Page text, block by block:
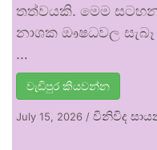
තත්වයකි. මෙම
නාශක ඖෂධවල සැබෑ
…
වැඩිපුර කියවන්න
July 15, 2026 / විනිවිද